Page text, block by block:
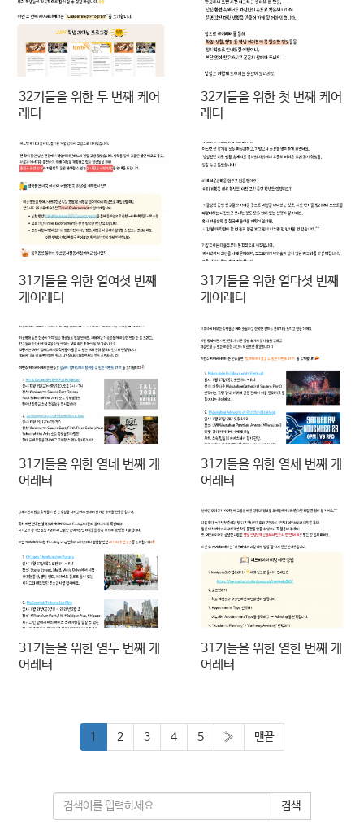
32기들을 위한 두 번째 케어
레터
32기들을 위한 첫 번째 케어
레터
31기들을 위한 열여섯 번째
케어레터
31기들을 위한 열다섯 번째
케어레터
31기들을 위한 열네 번째 케
어레터
31기들을 위한 열세 번째 케
어레터
31기들을 위한 열두 번째 케
어레터
31기들을 위한 열한 번째 케
어레터
1 2 3 4 5 » 맨끝
검색